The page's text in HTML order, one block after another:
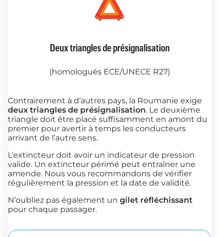
Deux triangles de présignalisation
(homologués ECE/UNECE R27)
Contrairement à d’autres pays, la Roumanie exige
deux triangles de présignalisation. Le deuxième
triangle doit être placé suffisamment en amont du
premier pour avertir à temps les conducteurs
arrivant de l’autre sens.
L’extincteur doit avoir un indicateur de pression
valide. Un extincteur périmé peut entraîner une
amende. Nous vous recommandons de vérifier
régulièrement la pression et la date de validité.
N’oubliez pas également un gilet réfléchissant
pour chaque passager.